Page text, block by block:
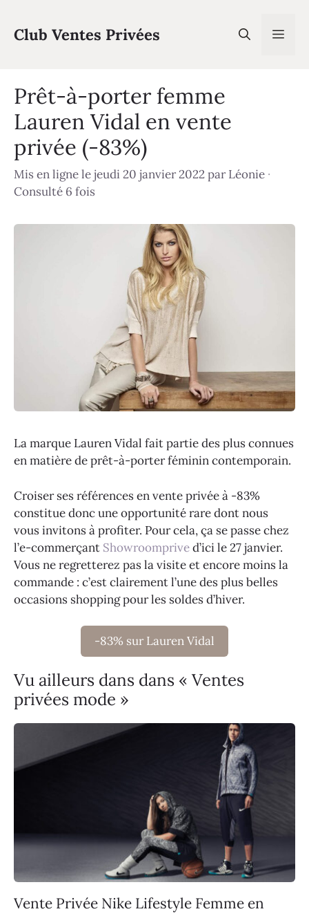
contenu
Club Ventes Privées
Prêt-à-porter femme
Lauren Vidal en vente
privée (-83%)
Mis en ligne le jeudi 20 janvier 2022parLéonie ·
Consulté 6 fois
La marque Lauren Vidal fait partie des plus connues
en matière de prêt-à-porter féminin contemporain.
Croiser ses références en vente privée à -83%
constitue donc une opportunité rare dont nous
vous invitons à profiter. Pour cela, ça se passe chez
l’e-commerçant Showroomprived’ici le 27 janvier.
Vous ne regretterez pas la visite et encore moins la
commande : c’est clairement l’une des plus belles
occasions shopping pour les soldes d’hiver.
-83% sur Lauren Vidal
Vu ailleurs dans dans « Ventes
privées mode »
Vente Privée Nike Lifestyle Femme en